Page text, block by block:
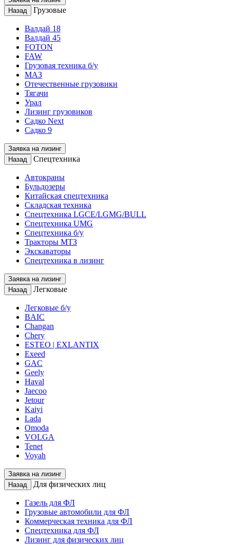
Назад
Грузовые
Валдай 18
Валдай 45
FOTON
FAW
Грузовая техника б/у
МАЗ
Отечественные грузовики
Тягачи
Урал
Лизинг грузовиков
Садко Next
Садко 9
Заявка на лизинг
Назад
Спецтехника
Автокраны
Бульдозеры
Китайская спецтехника
Складская техника
Спецтехника LGCE/LGMG/BULL
Спецтехника UMG
Спецтехника б/у
Тракторы МТЗ
Экскаваторы
Спецтехника в лизинг
Заявка на лизинг
Назад
Легковые
Легковые б/у
BAIC
Changan
Chery
ESTEO | EXLANTIX
Exeed
GAC
Geely
Haval
Jaecoo
Jetour
Kaiyi
Lada
Omoda
VOLGA
Tenet
Voyah
Заявка на лизинг
Назад
Для физических лиц
Газель для ФЛ
Грузовые автомобили для ФЛ
Коммерческая техника для ФЛ
Спецтехника для ФЛ
Лизинг для физических лиц